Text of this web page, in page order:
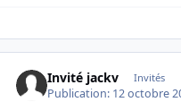
Invité jackv Invités
Publication: 12 octobre